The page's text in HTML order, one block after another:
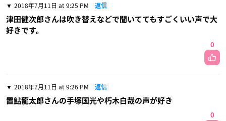
2018年7月11日 at 9:25 PM 返信
津田健次郎さんは吹き替えなどで聞いててもすごくいい声で大
好きです。
0
2018年7月11日 at 9:26 PM 返信
置鮎龍太郎さんの手塚国光や朽木白哉の声が好き
0